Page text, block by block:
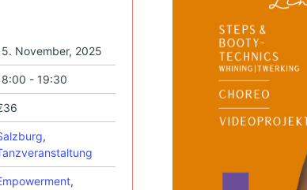
November, 2025
- 19:30
,
,